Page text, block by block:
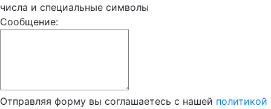
числа и специальные символы
Сообщение:
Отправляя форму вы соглашаетесь с нашей политикой